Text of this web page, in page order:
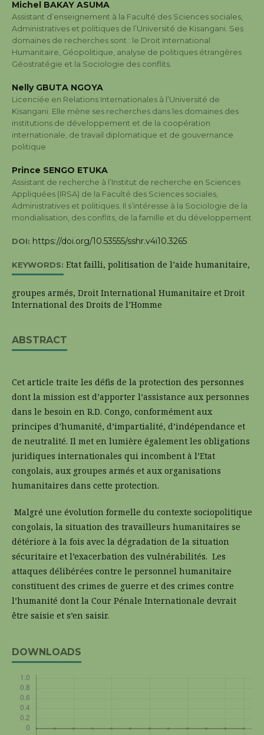
Michel BAKAY ASUMA
Assistant d’enseignement à la Faculté des Sciences sociales,
Administratives et politiques de l’Université de Kisangani. Ses
domaines de recherches sont : le Droit International
Humanitaire, Géopolitique, analyse de politiques étrangères
Géostratégie et la Sociologie des conflits.
Nelly GBUTA NGOYA
Licenciée en Relations Internationales à l’Université de
Kisangani. Elle mène ses recherches dans les domaines des
institutions de développement et de la coopération
internationale, de travail diplomatique et de gouvernance
politique
Prince SENGO ETUKA
Assistant de recherche à l’Institut de recherche en Sciences
Appliquées (IRSA) de la Faculté des Sciences sociales,
Administratives et politiques. Il s’intéresse à la Sociologie de la
mondialisation, des conflits, de la famille et du développement
DOI: https://doi.org/10.53555/sshr.v4i10.3265
KEYWORDS: Etat failli, politisation de l’aide humanitaire,
groupes armés, Droit International Humanitaire et Droit
International des Droits de l’Homme
ABSTRACT
Cet article traite les défis de la protection des personnes
dont la mission est d’apporter l’assistance aux personnes
dans le besoin en R.D. Congo, conformément aux
principes d’humanité, d’impartialité, d’indépendance et
de neutralité. Il met en lumière également les obligations
juridiques internationales qui incombent à l’Etat
congolais, aux groupes armés et aux organisations
humanitaires dans cette protection.
Malgré une évolution formelle du contexte sociopolitique
congolais, la situation des travailleurs humanitaires se
détériore à la fois avec la dégradation de la situation
sécuritaire et l’exacerbation des vulnérabilités. Les
attaques délibérées contre le personnel humanitaire
constituent des crimes de guerre et des crimes contre
l’humanité dont la Cour Pénale Internationale devrait
être saisie et s’en saisir.
DOWNLOADS